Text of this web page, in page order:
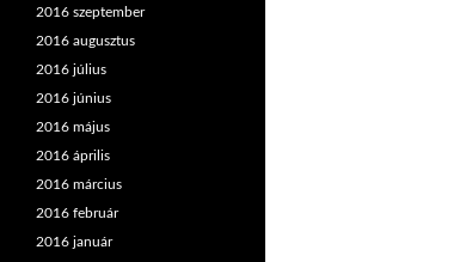
2016 szeptember
2016 augusztus
2016 július
2016 június
2016 május
2016 április
2016 március
2016 február
2016 január